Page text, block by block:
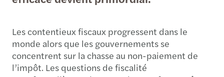
Les contentieux fiscaux progressent dans le
monde alors que les gouvernements se
concentrent sur la chasse au non-paiement de
l’impôt. Les questions de fiscalité